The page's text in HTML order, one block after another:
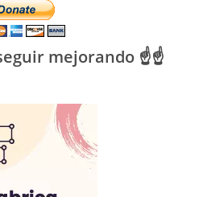
mejorando ☝️☝️